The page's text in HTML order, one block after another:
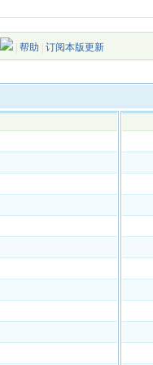
|帮助 |订阅本版更新